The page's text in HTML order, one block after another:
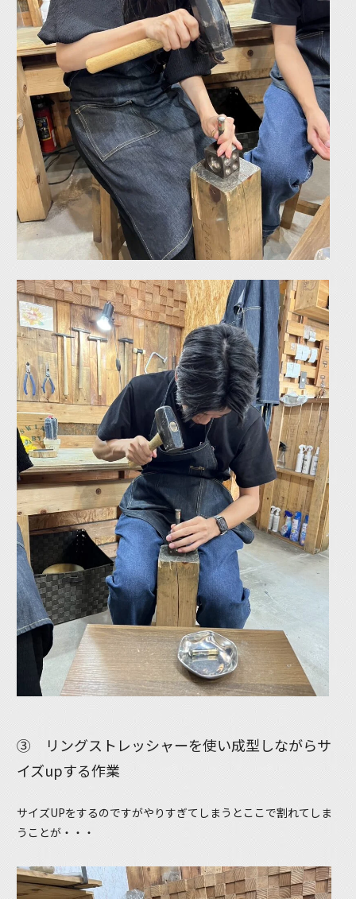
③ リングストレッシャーを使い成型しながらサ
イズupする作業
サイズUPをするのですがやりすぎてしまうとここで割れてしま
うことが・・・